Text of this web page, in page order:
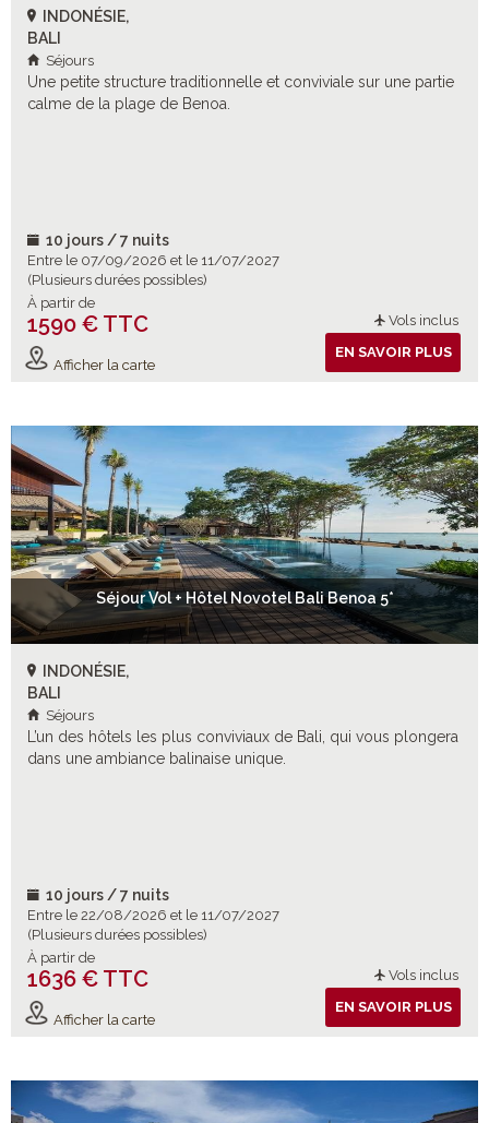
INDONÉSIE,
BALI
Séjours
Une petite structure traditionnelle et conviviale sur une partie
calme de la plage de Benoa.
10 jours / 7 nuits
Entre le 07/09/2026 et le 11/07/2027
(Plusieurs durées possibles)
À partir de
1590 € TTC Vols inclus
Afficher la carte
EN SAVOIR PLUS
Séjour Vol + Hôtel Novotel Bali Benoa 5*
INDONÉSIE,
BALI
Séjours
L’un des hôtels les plus conviviaux de Bali, qui vous plongera
dans une ambiance balinaise unique.
10 jours / 7 nuits
Entre le 22/08/2026 et le 11/07/2027
(Plusieurs durées possibles)
À partir de
1636 € TTC Vols inclus
Afficher la carte
EN SAVOIR PLUS